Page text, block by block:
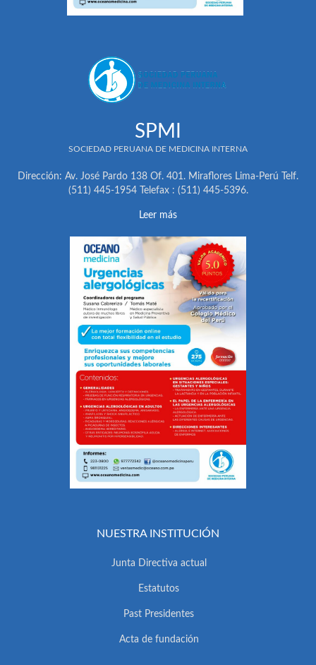
SPMI
SOCIEDAD PERUANA DE MEDICINA INTERNA
Dirección: Av. José Pardo 138 Of. 401. Miraflores Lima-Perú Telf.
(511) 445-1954 Telefax : (511) 445-5396.
Leer más
NUESTRA INSTITUCIÓN
Junta Directiva actual
Estatutos
Past Presidentes
Acta de fundación